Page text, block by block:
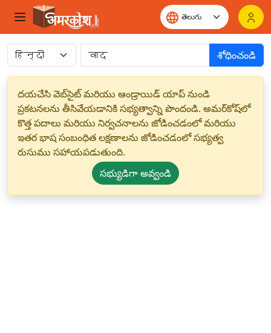
శోధించండి
దయచేసి వెబ్‌సైట్ మరియు ఆండ్రాయిడ్ యాప్ నుండి
ప్రకటనలను తీసివేయడానికి సభ్యత్వాన్ని పొందండి. అమర్‌కోష్‌లో
కొత్త పదాలు మరియు నిర్వచనాలను జోడించడంలో మరియు
ఇతర భాష సంబంధిత లక్షణాలను జోడించడంలో సభ్యత్వ
రుసుము సహాయపడుతుంది.
సభ్యుడిగా అవ్వండి